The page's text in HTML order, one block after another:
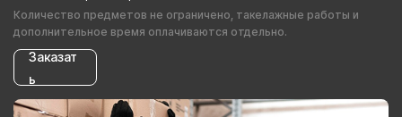
Количество предметов не ограничено, такелажные работы и
дополнительное время оплачиваются отдельно.
Заказат
ь